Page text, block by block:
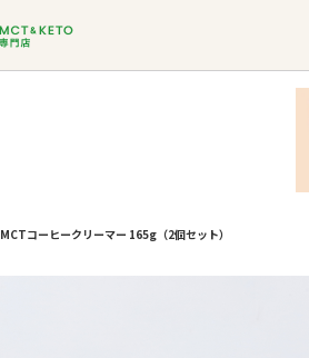
勝山館の想い
よ
取り扱い店舗一覧
MCTコーヒークリーマー 165g（2個セット）